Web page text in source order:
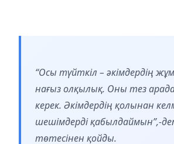
“Осы түйткіл – әкімдердің
нағыз олқылық. Оны тез
керек. Әкімдердің қолынан
шешімдерді қабылдаймын”,-
төтесінен қойды.